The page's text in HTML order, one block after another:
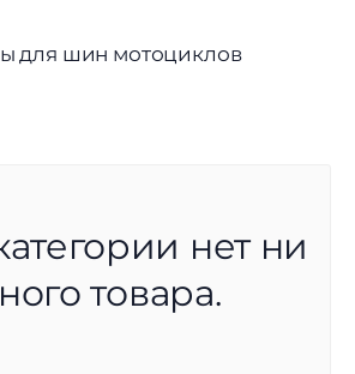
для шин мотоциклов
нет ни
товара.